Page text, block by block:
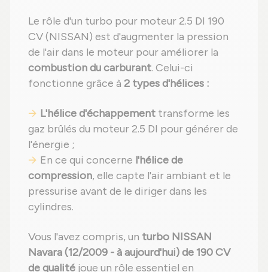
Le rôle d'un turbo pour moteur 2.5 DI 190
CV (NISSAN) est d'augmenter la pression
de l'air dans le moteur pour améliorer la
combustion du carburant. Celui-ci
fonctionne grâce à 2 types d'hélices :
L'hélice d'échappement transforme les
gaz brûlés du moteur 2.5 DI pour générer de
l'énergie ;
En ce qui concerne l'hélice de
compression, elle capte l'air ambiant et le
pressurise avant de le diriger dans les
cylindres.
Vous l'avez compris, un turbo NISSAN
Navara (12/2009 - à aujourd'hui) de 190 CV
de qualité joue un rôle essentiel en